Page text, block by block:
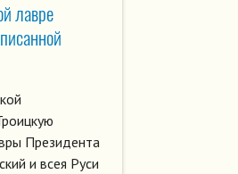
лавре
Президента
и всея Руси